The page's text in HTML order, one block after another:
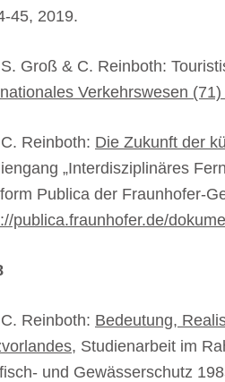
45, 2019.
Groß & C. Reinboth:
Verkehrswesen (71)
Reinboth: Die Zukunft der
„Interdisziplinäres
Publica der Fraunhofer-
publica.fraunhofer.de/
Reinboth: Bedeutung,
, Studienarbeit im
und Gewässerschutz